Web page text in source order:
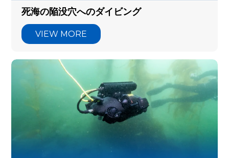
死海の陥没穴へのダイビング
VIEW MORE